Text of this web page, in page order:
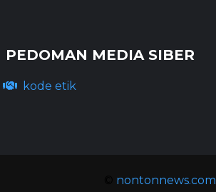
PEDOMAN MEDIA SIBER
kode etik
nontonnews.com